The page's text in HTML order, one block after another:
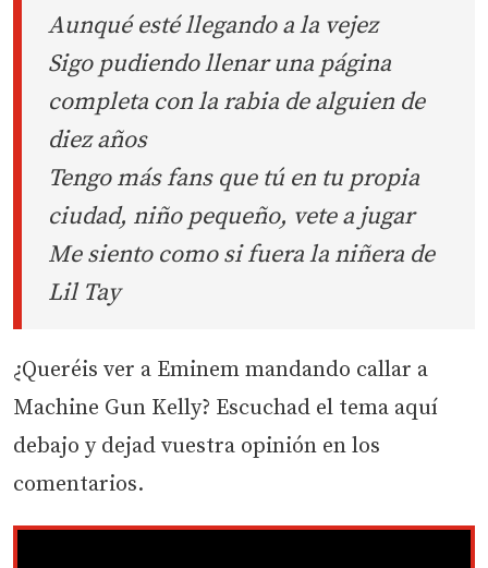
Aunqué esté llegando a la vejez
Sigo pudiendo llenar una página
completa con la rabia de alguien de
diez años
Tengo más fans que tú en tu propia
ciudad, niño pequeño, vete a jugar
Me siento como si fuera la niñera de
Lil Tay
¿Queréis ver a Eminem mandando callar a
Machine Gun Kelly? Escuchad el tema aquí
debajo y dejad vuestra opinión en los
comentarios.